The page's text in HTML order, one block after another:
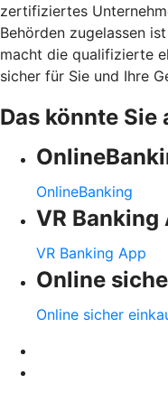
zertifiziertes
Behörden zugelassen
macht die qualifizierte
sicher für Sie und Ihre
Das könnte
OnlineBanking
VR Banking
VR Banking App
Online
Online sicher